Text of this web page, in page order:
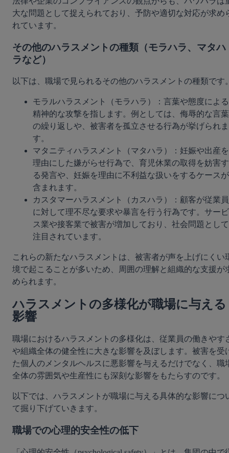
大な問題として捉えられており、予防や適切な対応が求め
れています。
その他のハラスメントの種類（モラハラ、マタハ
ラなど）
以下は、職場で見られるその他のハラスメントの種類です
モラルハラスメント（モラハラ）：言葉や態度による
精神的な攻撃を指します。例としては、侮辱的な言葉
の繰り返しや、被害者を孤立させる行為が挙げられま
す。
マタニティハラスメント（マタハラ）：妊娠や出産を
理由にした嫌がらせ行為で、育児休業の取得を妨害す
る発言や、妊娠を理由に不利益な扱いをするケースが
含まれます。
カスタマーハラスメント（カスハラ）：顧客が従業員
に対して理不尽な要求や暴言を行う行為です。サービ
ス業や接客業で被害が増加しており、社会問題として
注目されています。
これらの新たなハラスメントは、被害者が声を上げにくい
境で起こることが多いため、周囲の理解と組織的な支援が
められます。
ハラスメントの多様化が職場に与える
影響
職場におけるハラスメントの多様化は、従業員の働きやす
や組織全体の健全性に大きな影響を及ぼします。被害を受
た個人のメンタルヘルスに悪影響を与えるだけでなく、職
全体の雰囲気や生産性にも深刻な影響をもたらすのです。
以下では、ハラスメントが職場に与える具体的な影響につ
て掘り下げていきます。
職場での心理的安全性の低下